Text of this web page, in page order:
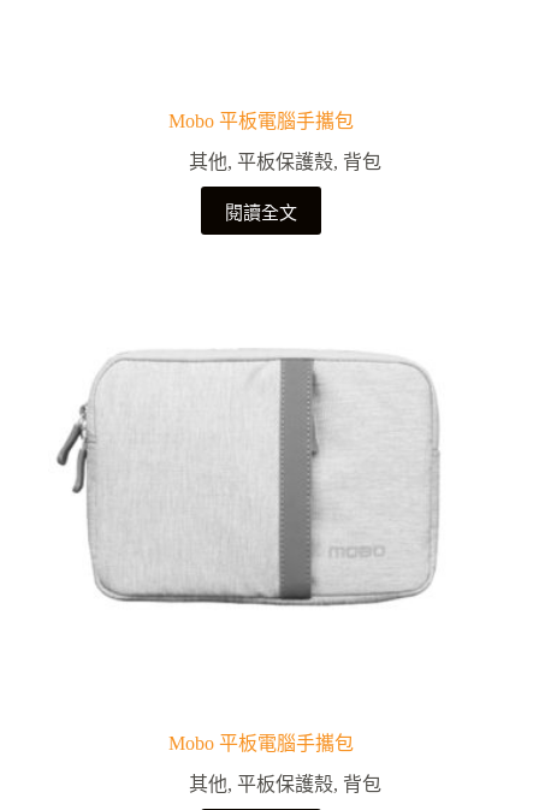
Mobo 平板電腦手攜包
其他,平板保護殼, 背包
閱讀全文
Mobo 平板電腦手攜包
其他,平板保護殼, 背包